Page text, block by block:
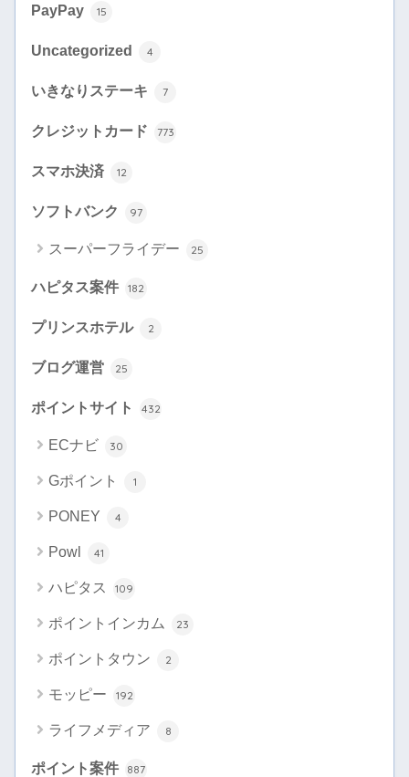
PayPay 15
Uncategorized 4
いきなりステーキ 7
クレジットカード 773
スマホ決済 12
ソフトバンク 97
スーパーフライデー 25
ハピタス案件 182
プリンスホテル 2
ブログ運営 25
ポイントサイト 432
ECナビ 30
Gポイント 1
PONEY 4
Powl 41
ハピタス 109
ポイントインカム 23
ポイントタウン 2
モッピー 192
ライフメディア 8
ポイント案件 887